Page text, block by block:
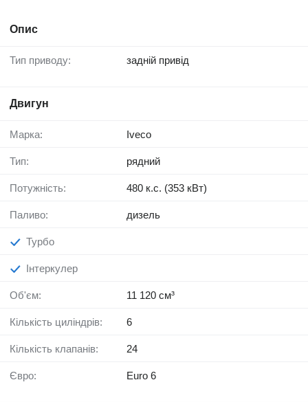
Опис
Тип приводу: задній привід
Двигун
Марка: Iveco
Тип: рядний
Потужність: 480 к.с. (353 кВт)
Паливо: дизель
Турбо
Інтеркулер
Об'єм: 11 120 см³
Кількість циліндрів: 6
Кількість клапанів: 24
Євро: Euro 6